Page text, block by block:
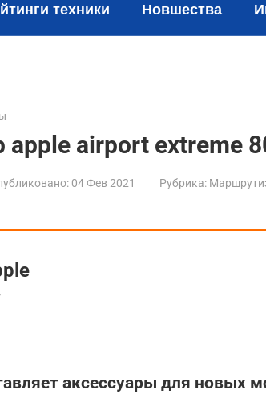
техники Новшества
apple airport extreme
04 Фев 2021 Рубрика:
аксессуары для новых